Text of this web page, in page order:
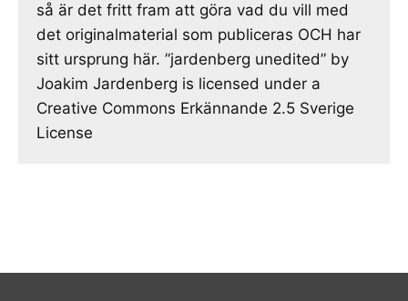
så är det fritt fram att göra vad du vill med
det originalmaterial som publiceras OCH har
sitt ursprung här. ”jardenberg unedited” by
Joakim Jardenberg is licensed under a
Creative Commons Erkännande 2.5 Sverige
License